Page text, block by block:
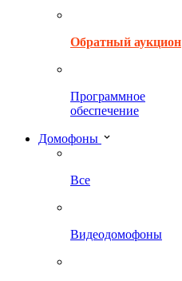
Обратный аукцион
Программное
обеспечение
Домофоны
Все
Видеодомофоны